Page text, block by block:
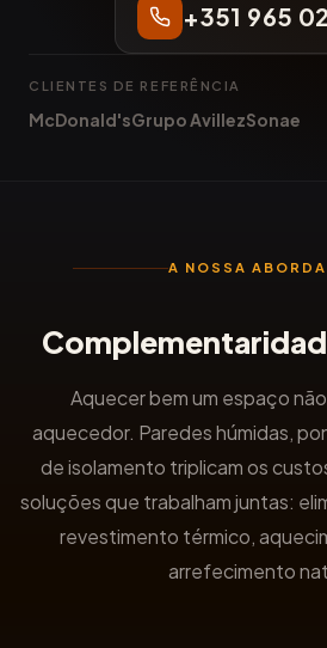
+351 965
CLIENTES DE REFERÊNCIA
McDonald'sGrupo AvillezSonae
A NOSSA
Aquecer bem um espaço
aquecedor. Paredes húmidas,
de isolamento triplicam os
soluções que trabalham juntas:
revestimento térmico,
arrefecimento